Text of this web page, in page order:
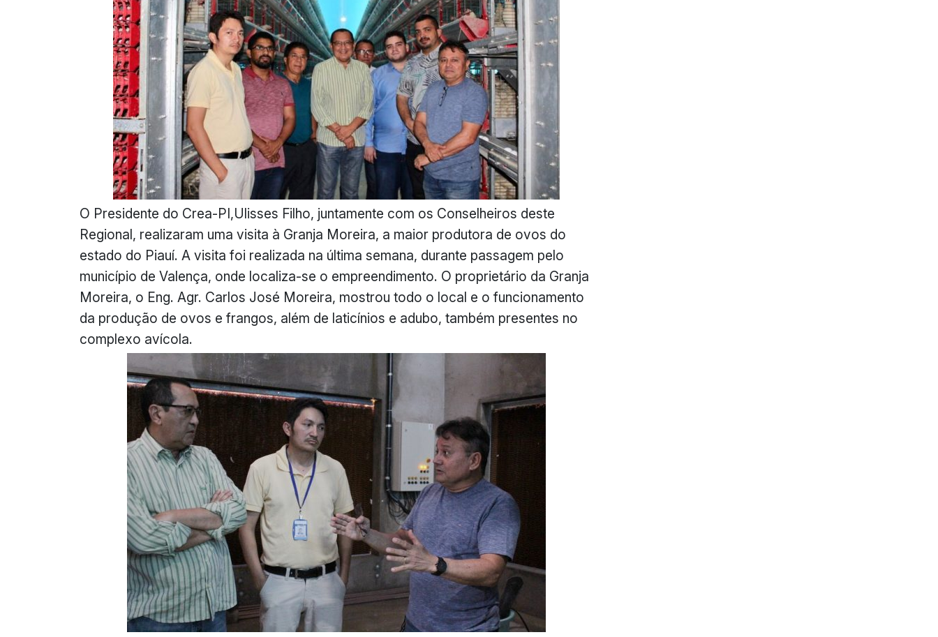
O Presidente do Crea-PI,Ulisses Filho, juntamente com os Conselheiros deste
Regional, realizaram uma visita à Granja Moreira, a maior produtora de ovos do
estado do Piauí. A visita foi realizada na última semana, durante passagem pelo
município de Valença, onde localiza-se o empreendimento. O proprietário da Granja
Moreira, o Eng. Agr. Carlos José Moreira, mostrou todo o local e o funcionamento
da produção de ovos e frangos, além de laticínios e adubo, também presentes no
complexo avícola.